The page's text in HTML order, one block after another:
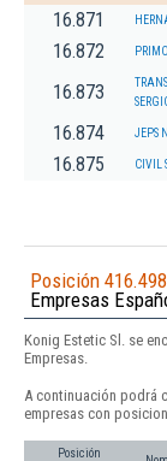
16.871
16.872
16.873
16.874 JEPS
16.875 CIVIL
Posición 416.498
Empresas
Konig Estetic Sl. se
Empresas.
A continuación podrá
empresas con
Posición